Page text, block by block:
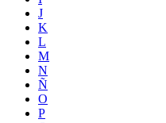
J
K
L
M
N
Ñ
O
P